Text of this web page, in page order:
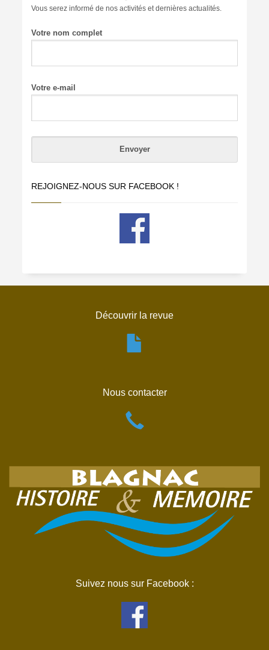
Vous serez informé de nos activités et dernières actualités.
Votre nom complet
Votre e-mail
REJOIGNEZ-NOUS SUR FACEBOOK !
Découvrir la revue
Nous contacter
Suivez nous sur Facebook :